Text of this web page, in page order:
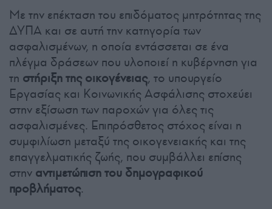
Με την επέκταση του επιδόματος μητρότητας της
ΔΥΠΑ και σε αυτή την κατηγορία των
ασφαλισμένων, η οποία εντάσσεται σε ένα
πλέγμα δράσεων που υλοποιεί η κυβέρνηση για
τη στήριξη της οικογένειας, το υπουργείο
Εργασίας και Κοινωνικής Ασφάλισης στοχεύει
στην εξίσωση των παροχών για όλες τις
ασφαλισμένες. Επιπρόσθετος στόχος είναι η
συμφιλίωση μεταξύ της οικογενειακής και της
επαγγελματικής ζωής, που συμβάλλει επίσης
στην αντιμετώπιση του δημογραφικού
προβλήματος.